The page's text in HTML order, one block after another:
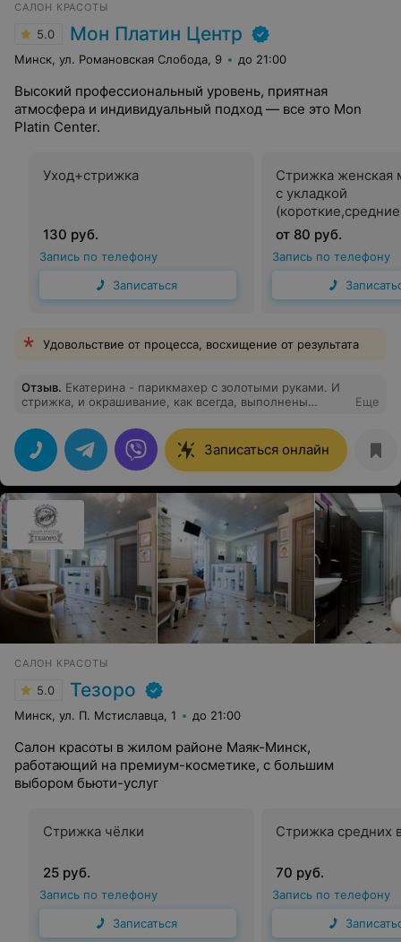
САЛОН КРАСОТЫ
5.0 Мон Платин Центр
Минск, ул. Романовская Слобода, 9 до 21:00
Высокий профессиональный уровень, приятная
атмосфера и индивидуальный подход — все это Mon
Platin Center.
Уход+стрижка
130 руб.
Запись по телефону
Записаться
Стрижка женская
с укладкой
волосы)
от 80 руб.
Запись по телефону
Удовольствие от процесса, восхищение от результата
Отзыв. Екатерина - парикмахер с золотыми руками. И
стрижка, и окрашивание, как всегда, выполнены
Еще
Записаться онлайн
САЛОН КРАСОТЫ
5.0 Тезоро
Минск, ул. П. Мстиславца, 1 до 21:00
Салон красоты в жилом районе Маяк-Минск,
работающий на премиум-косметике, с большим
выбором бьюти-услуг
Стрижка чёлки
25 руб.
Запись по телефону
Записаться
Стрижка средних
70 руб.
Запись по телефону